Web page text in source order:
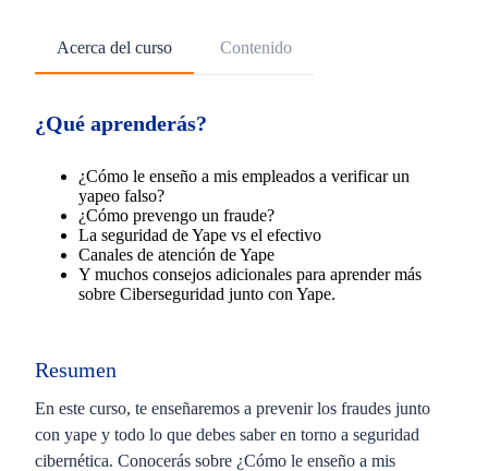
Acerca del curso Contenido
¿Qué aprenderás?
¿Cómo le enseño a mis empleados a verificar un
yapeo falso?
¿Cómo prevengo un fraude?
La seguridad de Yape vs el efectivo
Canales de atención de Yape
Y muchos consejos adicionales para aprender más
sobre Ciberseguridad junto con Yape.
Resumen
En este curso, te enseñaremos a prevenir los fraudes junto
con yape y todo lo que debes saber en torno a seguridad
cibernética. Conocerás sobre ¿Cómo le enseño a mis